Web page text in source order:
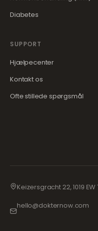
Diabetes
SUPPORT
Hjælpecenter
Kontakt os
Ofte stillede spørgsmål
Keizersgracht 22, 1019
hello@dokternow.com